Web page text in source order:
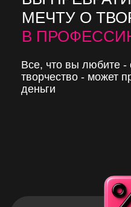
МЕЧТУ О
В
Все, что вы любите -
творчество - может
деньги